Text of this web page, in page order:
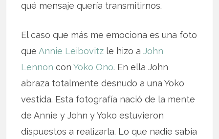
qué mensaje quería transmitirnos.
El caso que más me emociona es una foto
que Annie Leibovitz le hizo aJohn
Lennon conYoko Ono. En ella John
abraza totalmente desnudo a una Yoko
vestida. Esta fotografía nació de la mente
de Annie y John y Yoko estuvieron
dispuestos a realizarla. Lo que nadie sabía